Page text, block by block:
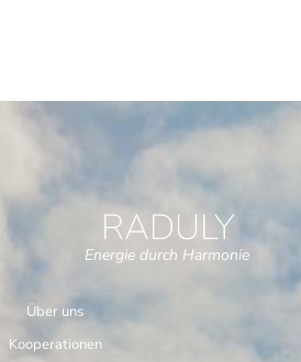
RADULY
Energie durch Harmonie
Über uns
Kooperationen